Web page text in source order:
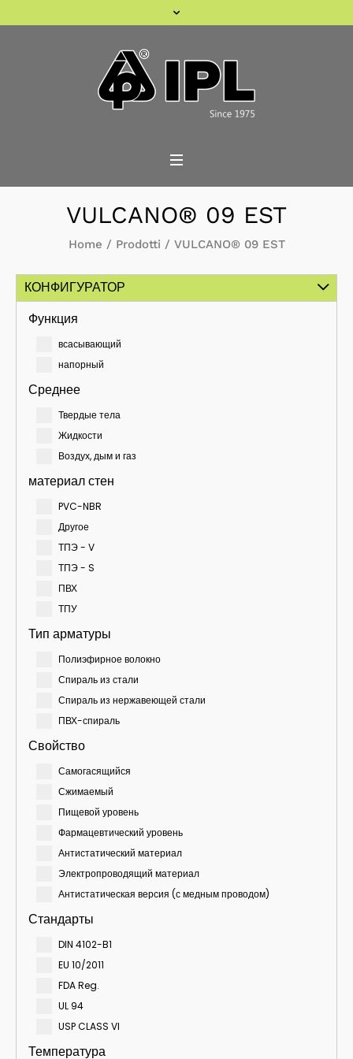
VULCANO® 09 EST
Home / Prodotti / VULCANO® 09 EST
КОНФИГУРАТОР
Функция
всасывающий
напорный
Среднее
Твердые тела
Жидкости
Воздух, дым и газ
материал стен
PVC-NBR
Другое
ТПЭ - V
ТПЭ - S
ПВХ
ТПУ
Тип арматуры
Полиэфирное волокно
Спираль из стали
Спираль из нержавеющей стали
ПВХ-спираль
Свойство
Самогасящийся
Сжимаемый
Пищевой уровень
Фармацевтический уровень
Антистатический материал
Электропроводящий материал
Антистатическая версия (с медным проводом)
Стандарты
DIN 4102-B1
EU 10/2011
FDA Reg.
UL 94
USP CLASS VI
Температура